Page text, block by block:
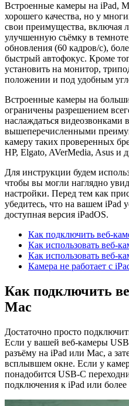
Встроенные камеры на iPad,
хорошего качества, но у
свои преимущества, включая
улучшенную съёмку в
обновления (60 кадров/с),
быстрый автофокус. Кроме
установить на монитор,
положении и под удобным
Встроенные камеры на
ограничены разрешением
наслаждаться видеозвонками
вышеперечисленными
камеру таких проверенных
HP, Elgato, AVerMedia, Asus и
Для инструкции будем
чтобы вы могли наглядно
настройки. Перед тем как
убедитесь, что на вашем iPad
доступная версия iPadOS.
Как подключить веб-
Как использовать веб-
Как использовать веб-
Камера не работает с
Как подключить
Mac
Достаточно просто
Если у вашей веб-камеры
разъёму на iPad или Mac, а
всплывшем окне. Если у
понадобится USB-C
подключения к iPad или